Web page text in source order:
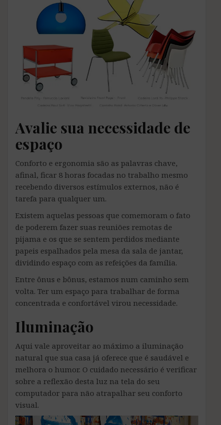
Avalie sua necessidade de
espaço
Conforto e ergonomia são as palavras chave,
afinal, ficar 8 horas focadas no trabalho mesmo
recebendo diversos estímulos externos, não é
tarefa para qualquer um.
Existem aquelas pessoas que comemoram o fato
de poderem fazer suas reuniões remotas de
pijama e os que se sentem perdidos mediante
papeis espalhados pela mesa da sala de jantar,
dividindo espaço com as refeições da família.
Entre ônus e bônus, estamos num caminho sem
volta. Ter um espaço para trabalhar de forma
concentrada e confortável virou necessidade.
Iluminação
Aqui vale aproveitar ao máximo a iluminação
natural que sua casa já oferece que é saudável e
melhora o humor. O cuidado necessário é verificar
sobre a reflexão desta luz na tela do seu
computador para não atrapalhar seu conforto
visual.